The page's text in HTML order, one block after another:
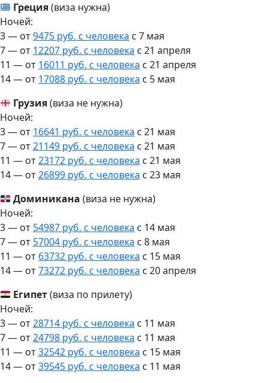
Греция(виза нужна)
Ночей:
3 — от9475 руб. с человека c 7 мая
7 — от 12207 руб. с человека c 21 апреля
11 — от 16011 руб. с человека c 21 апреля
14 — от 17088 руб. с человека c 5 мая
Грузия(виза не нужна)
Ночей:
3 — от 16641 руб. с человека c 21 мая
7 — от21149 руб. с человека c 21 мая
11 — от23172 руб. с человека c 21 мая
14 — от26899 руб. с человека c 23 мая
Доминикана (виза не нужна)
Ночей:
3 — от 54987 руб. с человека c 14 мая
7 — от 57004 руб. с человека c 8 мая
11 — от 63732 руб. с человека c 15 мая
14 — от73272 руб. с человека c 20 апреля
Египет(виза по прилету)
Ночей:
3 — от28714 руб. с человека c 11 мая
7 — от24798 руб. с человека c 11 мая
11 — от32542 руб. с человека c 15 мая
14 — от39545 руб. с человека c 11 мая